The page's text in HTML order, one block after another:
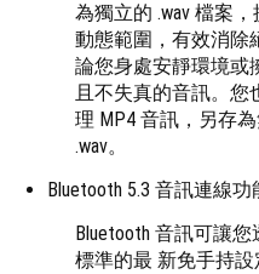
為獨立的 .wav 檔案
動態範圍，有效消除
論您身處安靜環境或
且不失真的音訊。
理 MP4 音訊，另存
.wav。
Bluetooth 5.3 音訊連線功
Bluetooth 音訊可讓
標準的最 新免手持設